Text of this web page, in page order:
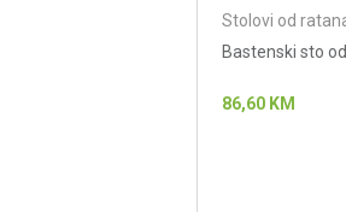
Stolovi od
Bastenski sto
86,60 KM